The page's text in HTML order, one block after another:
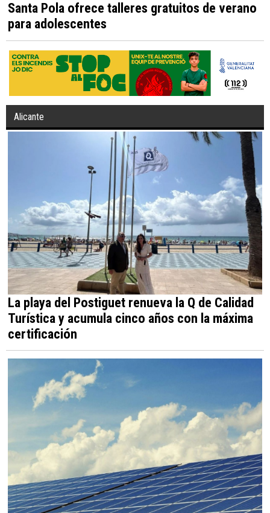
Santa Pola ofrece talleres gratuitos de verano
para adolescentes
Alicante
La playa del Postiguet renueva la Q de Calidad
Turística y acumula cinco años con la máxima
certificación